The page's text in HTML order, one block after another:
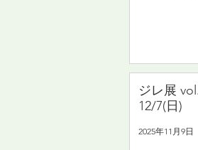
ジレ展
12/7(日)
2025年11月9日